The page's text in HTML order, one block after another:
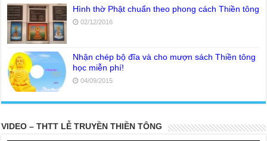
Hình thờ Phật chuẩn theo phong cách Thiền tông
02/12/2016
Nhận chép bộ đĩa và cho mượn sách Thiền tông
học miễn phí!
04/09/2015
VIDEO – THTT LỄ TRUYỀN THIỀN TÔNG